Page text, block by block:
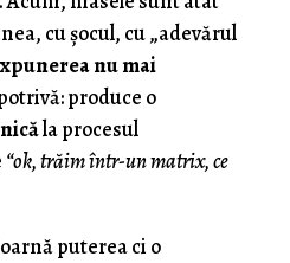
cu șocul, cu „adevărul
nu mai
produce o
la procesul
“ok, trăim într-un matrix, ce
puterea ci o